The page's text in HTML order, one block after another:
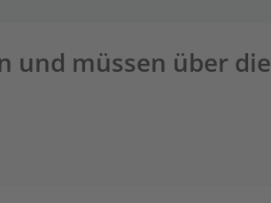
und müssen über die